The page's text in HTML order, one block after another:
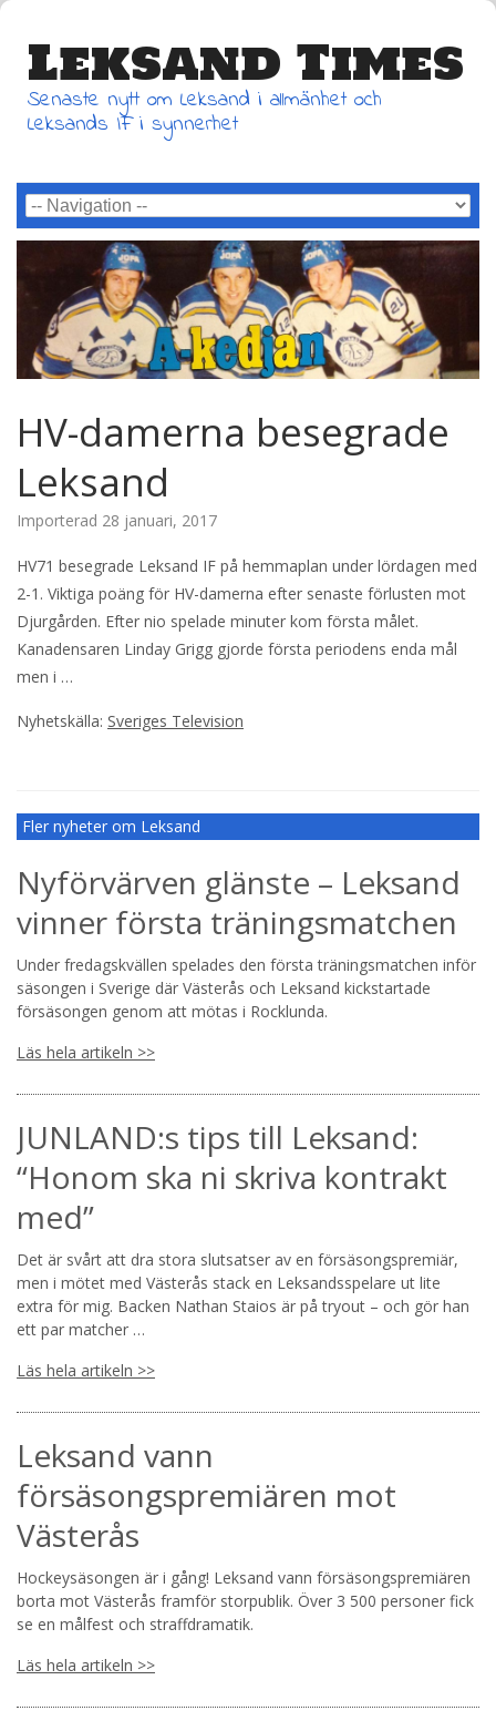
Leksand Times
Senaste nytt om Leksand i allmänhet och
Leksands IF i synnerhet
HV-damerna besegrade
Leksand
Importerad 28 januari, 2017
HV71 besegrade Leksand IF på hemmaplan under lördagen med
2-1. Viktiga poäng för HV-damerna efter senaste förlusten mot
Djurgården. Efter nio spelade minuter kom första målet.
Kanadensaren Linday Grigg gjorde första periodens enda mål
men i …
Nyhetskälla: Sveriges Television
Fler nyheter om Leksand
Nyförvärven glänste – Leksand
vinner första träningsmatchen
Under fredagskvällen spelades den första träningsmatchen inför
säsongen i Sverige där Västerås och Leksand kickstartade
försäsongen genom att mötas i Rocklunda.
Läs hela artikeln >>
JUNLAND:s tips till Leksand:
“Honom ska ni skriva kontrakt
med”
Det är svårt att dra stora slutsatser av en försäsongspremiär,
men i mötet med Västerås stack en Leksandsspelare ut lite
extra för mig. Backen Nathan Staios är på tryout – och gör han
ett par matcher …
Läs hela artikeln >>
Leksand vann
försäsongspremiären mot
Västerås
Hockeysäsongen är i gång! Leksand vann försäsongspremiären
borta mot Västerås framför storpublik. Över 3 500 personer fick
se en målfest och straffdramatik.
Läs hela artikeln >>